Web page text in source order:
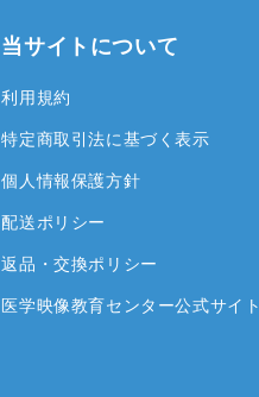
当サイトについて
利用規約
特定商取引法に基づく表示
個人情報保護方針
配送ポリシー
返品・交換ポリシー
医学映像教育センター公式サイト